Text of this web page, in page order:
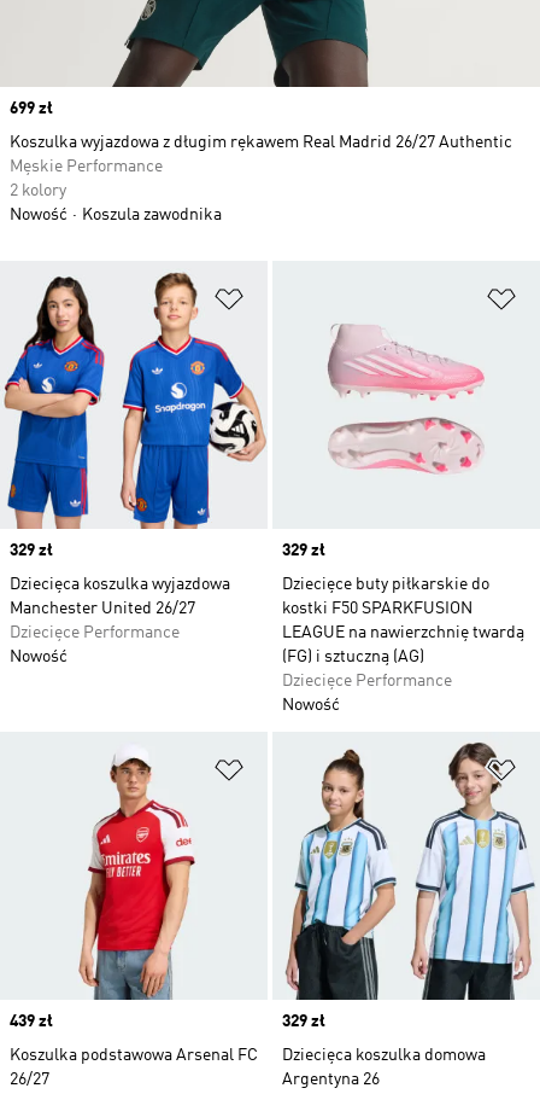
Price
329 zł
Dziecięca koszulka wyjazdowa
Manchester United 26/27
Dziecięce Performance
Nowość
Price
329 zł
Dziecięce buty piłkarskie do
kostki F50 SPARKFUSION
LEAGUE na nawierzchnię twardą
(FG) i sztuczną (AG)
Dziecięce Performance
Nowość
Dodaj do listy życzeń
Price
439 zł
Koszulka podstawowa Arsenal FC
26/27
Price
329 zł
Dziecięca koszulka domowa
Argentyna 26
Price
699 zł
Koszulka wyjazdowa z długim rękawem Real Madrid 26/27 Authentic
Męskie Performance
2 kolory
Nowość
Koszula zawodnika